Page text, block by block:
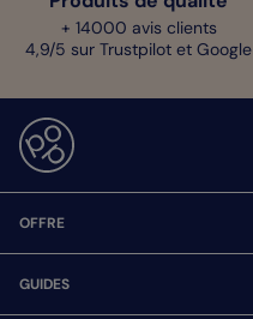
+ 14000 avis clients
4,9/5 sur Trustpilot et Google
OFFRE
GUIDES